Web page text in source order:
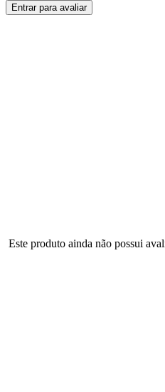
Entrar para avaliar
Este produto ainda não possui